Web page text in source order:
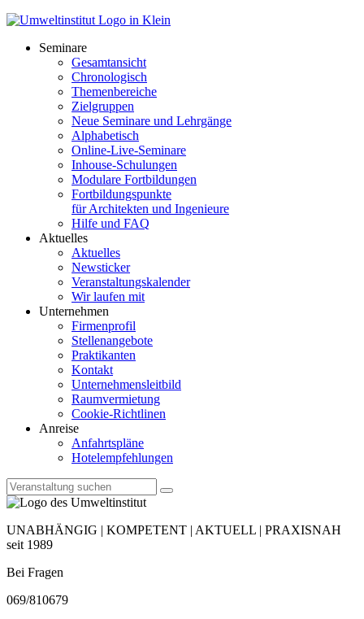
Seminare
Gesamtansicht
Chronologisch
Themenbereiche
Zielgruppen
Neue Seminare und Lehrgänge
Alphabetisch
Online-Live-Seminare
Inhouse-Schulungen
Modulare Fortbildungen
Fortbildungspunkte
für Architekten und Ingenieure
Hilfe und FAQ
Aktuelles
Aktuelles
Newsticker
Veranstaltungskalender
Wir laufen mit
Unternehmen
Firmenprofil
Stellenangebote
Praktikanten
Kontakt
Unternehmensleitbild
Raumvermietung
Cookie-Richtlinen
Anreise
Anfahrtspläne
Hotelempfehlungen
UNABHÄNGIG | KOMPETENT | AKTUELL | PRAXISNAH
seit 1989
Bei Fragen
069/810679